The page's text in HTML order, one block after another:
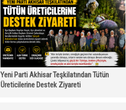
Yeni Parti Akhisar Teşkilatından Tütün
Üreticilerine Destek Ziyareti